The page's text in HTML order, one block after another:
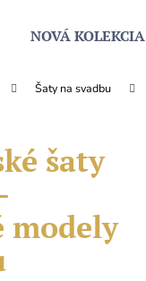
NOVÁ KOLEKCIA
Šaty na svadbu
šaty
modely